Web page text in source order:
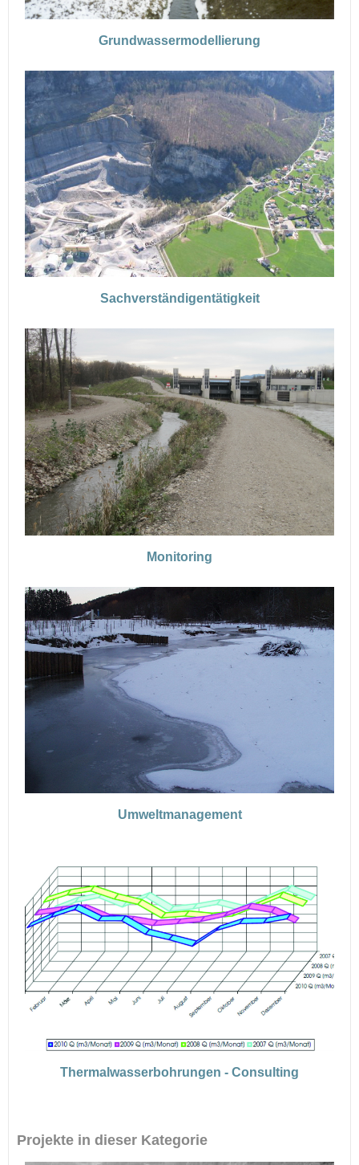
Grundwassermodellierung
Sachverständigentätigkeit
Monitoring
Umweltmanagement
Thermalwasserbohrungen - Consulting
Projekte in dieser Kategorie